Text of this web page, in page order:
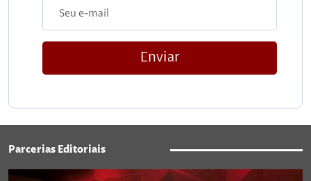
Enviar
Parcerias Editoriais